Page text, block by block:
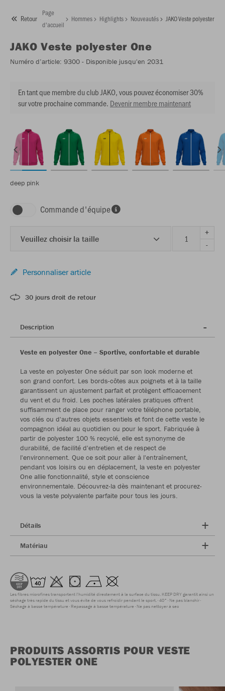
Retour
Page
d'accueil
Hommes Highlights Nouveautés JAKO Veste polyester One
JAKO Veste polyester One
Numéro d’article: 9300 - Disponible jusqu'en 2031
En tant que membre du club JAKO, vous pouvez économiser 30%
sur votre prochaine commande. Devenir membre maintenant
deep pink
Commande d'équipe
Veuillez choisir la taille
+
-
Personnaliser article
30 jours droit de retour
Description
Veste en polyester One – Sportive, confortable et durable
La veste en polyester One séduit par son look moderne et
son grand confort. Les bords-côtes aux poignets et à la taille
garantissent un ajustement parfait et protègent efficacement
du vent et du froid. Les poches latérales pratiques offrent
suffisamment de place pour ranger votre téléphone portable,
vos clés ou d'autres objets essentiels et font de cette veste le
compagnon idéal au quotidien ou pour le sport. Fabriquée à
partir de polyester 100 % recyclé, elle est synonyme de
durabilité, de facilité d'entretien et de respect de
l'environnement. Que ce soit pour aller à l'entraînement,
pendant vos loisirs ou en déplacement, la veste en polyester
One allie fonctionnalité, style et conscience
environnementale. Découvrez-la dès maintenant et procurez-
vous la veste polyvalente parfaite pour tous les jours.
Détails
Matériau
Les fibres microfines transportent l'humidité directement à la surface du tissu. KEEP DRY garantit ainsi un
séchage très rapide du tissu et vous évite de vous refroidir pendant le sport. 40° Ne pas blanchir
Séchage à basse température Repassage à basse température Ne pas nettoyer à sec
PRODUITS ASSORTIS POUR VESTE
POLYESTER ONE